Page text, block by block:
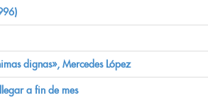
dignas», Mercedes López
a fin de mes